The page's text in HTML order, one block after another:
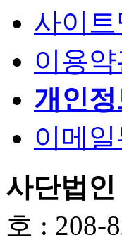
사이트
이용
개인
이메
사단법
호 : 208-